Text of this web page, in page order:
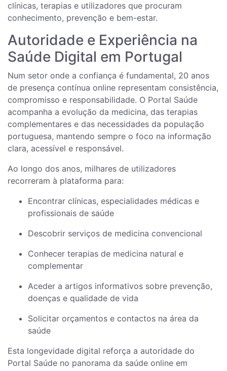
clínicas, terapias e utilizadores que procuram
conhecimento, prevenção e bem-estar.
Autoridade e Experiência na
Saúde Digital em Portugal
Num setor onde a confiança é fundamental, 20 anos
de presença contínua online representam consistência,
compromisso e responsabilidade. O Portal Saúde
acompanha a evolução da medicina, das terapias
complementares e das necessidades da população
portuguesa, mantendo sempre o foco na informação
clara, acessível e responsável.
Ao longo dos anos, milhares de utilizadores
recorreram à plataforma para:
Encontrar clínicas, especialidades médicas e
profissionais de saúde
Descobrir serviços de medicina convencional
Conhecer terapias de medicina natural e
complementar
Aceder a artigos informativos sobre prevenção,
doenças e qualidade de vida
Solicitar orçamentos e contactos na área da
saúde
Esta longevidade digital reforça a autoridade do
Portal Saúde no panorama da saúde online em